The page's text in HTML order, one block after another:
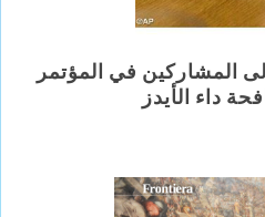
المشاركين في المؤتمر
داء الأيدز